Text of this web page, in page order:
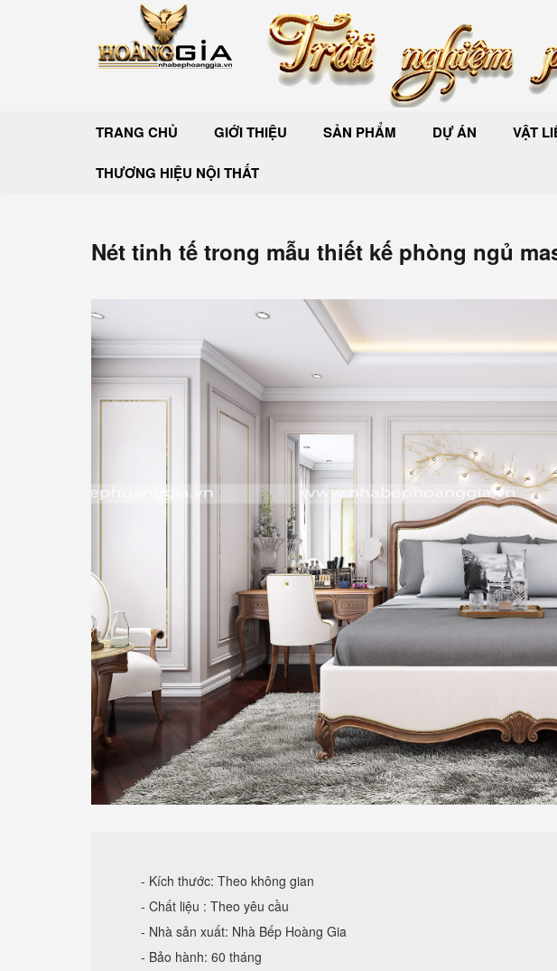
TRANG CHỦ GIỚI THIỆU SẢN PHẨM DỰ ÁN VẬT
THƯƠNG HIỆU NỘI THẤT
Nét tinh tế trong mẫu thiết kế phòng ngủ
- Kích thước: Theo không gian
- Chất liệu : Theo yêu cầu
- Nhà sản xuất: Nhà Bếp Hoàng Gia
- Bảo hành: 60 tháng